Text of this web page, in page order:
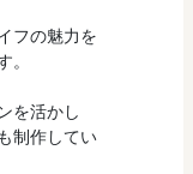
フの魅力を
。
を活かし
も制作してい